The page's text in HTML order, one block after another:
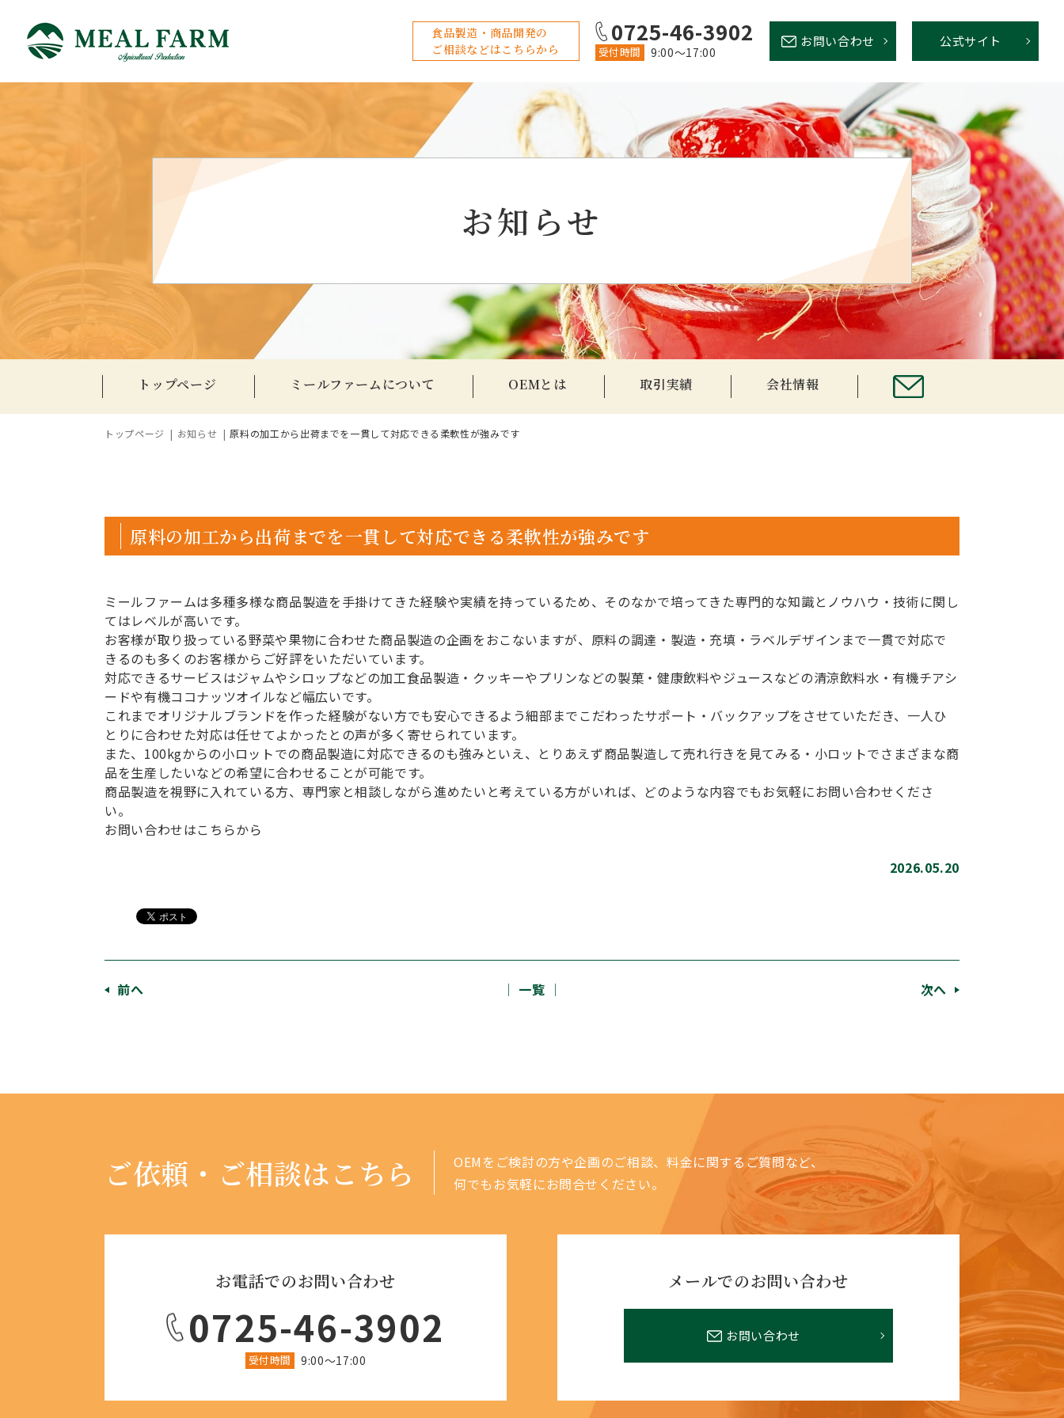
食品製造・商品開発の
ご相談などはこちらから
0725-46-3902
受付時間 9:00〜17:00
お問い合わせ 公式サイト
お知らせ
トップページ ミールファームについて OEMとは 取引実績 会社情報
トップページ お知らせ 原料の加工から出荷までを一貫して対応できる柔軟性が強みです
原料の加工から出荷までを一貫して対応できる柔軟性が強みです
ミールファームは多種多様な商品製造を手掛けてきた経験や実績を持っているため、そのなかで培ってきた専門的な知識とノウハウ・技術に関し
てはレベルが高いです。
お客様が取り扱っている野菜や果物に合わせた商品製造の企画をおこないますが、原料の調達・製造・充填・ラベルデザインまで一貫で対応で
きるのも多くのお客様からご好評をいただいています。
対応できるサービスはジャムやシロップなどの加工食品製造・クッキーやプリンなどの製菓・健康飲料やジュースなどの清涼飲料水・有機チアシ
ードや有機ココナッツオイルなど幅広いです。
これまでオリジナルブランドを作った経験がない方でも安心できるよう細部までこだわったサポート・バックアップをさせていただき、一人ひ
とりに合わせた対応は任せてよかったとの声が多く寄せられています。
また、100kgからの小ロットでの商品製造に対応できるのも強みといえ、とりあえず商品製造して売れ行きを見てみる・小ロットでさまざまな商
品を生産したいなどの希望に合わせることが可能です。
商品製造を視野に入れている方、専門家と相談しながら進めたいと考えている方がいれば、どのような内容でもお気軽にお問い合わせくださ
い。
お問い合わせはこちらから
2026.05.20
前へ 次へ
│ 一覧 │
ご依頼・ご相談はこちら
OEMをご検討の方や企画のご相談、料金に関するご質問など、
何でもお気軽にお問合せください。
お電話でのお問い合わせ
0725-46-3902
受付時間 9:00〜17:00
メールでのお問い合わせ
お問い合わせ